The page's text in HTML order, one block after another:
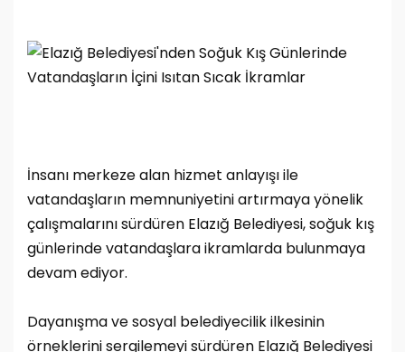
İnsanı merkeze alan hizmet anlayışı ile
vatandaşların memnuniyetini artırmaya yönelik
çalışmalarını sürdüren Elazığ Belediyesi, soğuk kış
günlerinde vatandaşlara ikramlarda bulunmaya
devam ediyor.
Dayanışma ve sosyal belediyecilik ilkesinin
örneklerini sergilemeyi sürdüren Elazığ Belediyesi